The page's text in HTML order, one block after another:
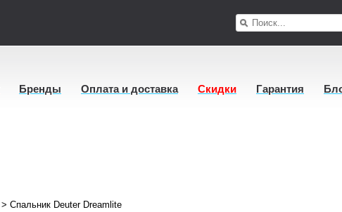
Бренды Оплата и доставка Скидки Гарантия
> Спальник Deuter Dreamlite